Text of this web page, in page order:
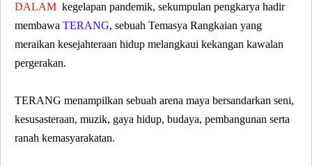
DALAM kegelapan pandemik, sekumpulan pengkarya hadir
membawa TERANG, sebuah Temasya Rangkaian yang
meraikan kesejahteraan hidup melangkaui kekangan kawalan
pergerakan.
TERANG menampilkan sebuah arena maya bersandarkan seni,
kesusasteraan, muzik, gaya hidup, budaya, pembangunan serta
ranah kemasyarakatan.